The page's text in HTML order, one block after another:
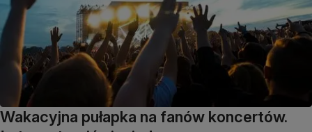
Wakacyjna pułapka na fanów koncertów.